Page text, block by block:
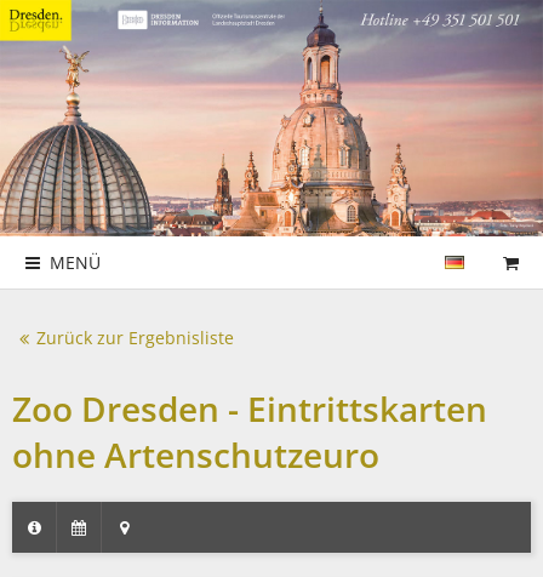
MENÜ
Zurück zur Ergebnisliste
Zoo Dresden - Eintrittskarten
ohne Artenschutzeuro